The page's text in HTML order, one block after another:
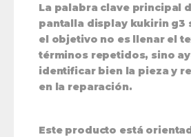
La palabra clave principal
pantalla display kukirin g3
el objetivo no es llenar el
términos repetidos, sino
identificar bien la pieza y
en la reparación.
Este producto está